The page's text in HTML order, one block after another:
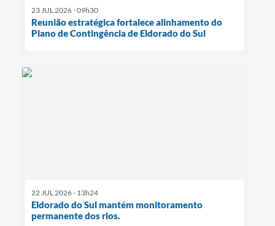
23 JUL 2026 - 09h30
Reunião estratégica fortalece alinhamento do
Plano de Contingência de Eldorado do Sul
22 JUL 2026 - 13h24
Eldorado do Sul mantém monitoramento
permanente dos rios.